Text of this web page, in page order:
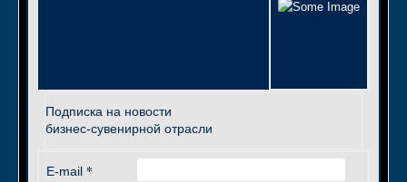
Подписка на новости
бизнес-сувенирной отрасли
E-mail *